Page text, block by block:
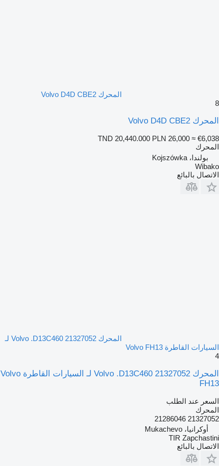
المحرك Volvo D4D CBE2
8
المحرك Volvo D4D CBE2
TND 20,440.000 PLN 26,000 ≈ €6,038
المحرك
بولندا، Kojszówka
Wibako
الاتصال بالبائع
المحرك Volvo .D13C460 21327052 لـ
السيارات القاطرة Volvo FH13
4
المحرك Volvo .D13C460 21327052 لـ السيارات القاطرة Volvo
FH13
السعر عند الطلب
المحرك
21327052 21286046
أوكرانيا، Mukachevo
TIR Zapchastini
الاتصال بالبائع